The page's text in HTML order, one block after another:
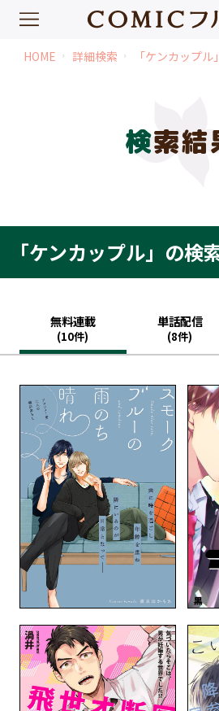
HOME chevron_right 詳細検索 chevron_right 「ケンカップ
検索
「ケンカップル」の検
無料連載
(10件)
単話配信
(8件)